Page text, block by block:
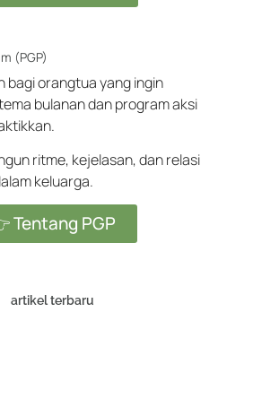
(PGP)
bagi orangtua yang ingin
bulanan dan program aksi
ritme, kejelasan, dan relasi
keluarga.
Tentang PGP
artikel terbaru